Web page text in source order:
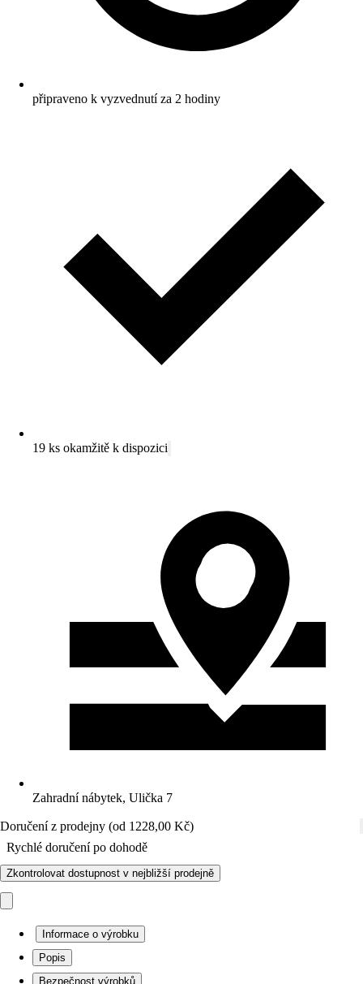
připraveno k vyzvednutí za 2 hodiny
19 ks okamžitě k dispozici
Zahradní nábytek, Ulička 7
Doručení z prodejny (od 1228,00 Kč)
Rychlé doručení po dohodě
Zkontrolovat dostupnost v nejbližší prodejně
Informace o výrobku
Popis
Bezpečnost výrobků